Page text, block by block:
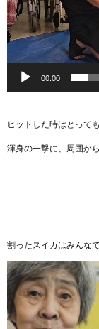
00:00
ヒットした時はとって
渾身の一撃に、周囲か
割ったスイカはみんな